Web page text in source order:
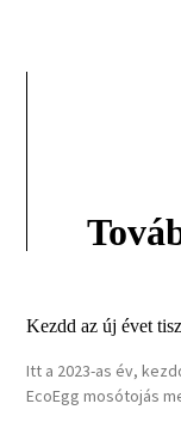
Kezdd az új évet
Itt a 2023-as év,
EcoEgg mosótojás